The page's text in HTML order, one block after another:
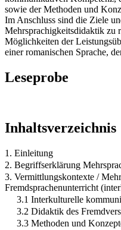
sowie der Methoden und
Im Anschluss sind die Ziele
Mehrsprachigkeitsdidaktik zu
Möglichkeiten der
einer romanischen Sprache,
Leseprobe
Inhaltsverzeichnis
1. Einleitung
2. Begriffserklärung
3. Vermittlungskontexte /
Fremdsprachenunterricht
3.1 Interkulturelle
3.2 Didaktik des
3.3 Methoden und